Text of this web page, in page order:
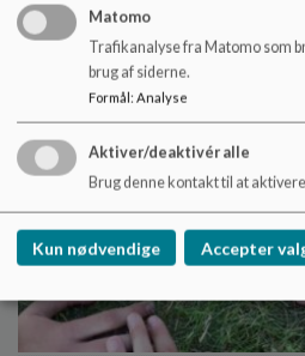
Matomo
Trafikanalyse fra Matomo som
brug af siderne.
Formål: Analyse
Aktiver/deaktivér alle
Brug denne kontakt til at
Kun nødvendige Accepter